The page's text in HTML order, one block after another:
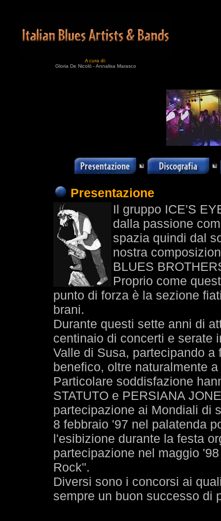
A cura di:
Gloria De Nicolò - Annalisa Marasco
Presentazione
Il gruppo ICE'S
dalla passione
spazia quindi dal
nostra
BLUES
Proprio come
punto di forza è la sezione
brani.
Durante questi sette anni di
centinaio di concerti e serate
Valle di Susa, partecipando
benefico, oltre naturalmente
Particolare soddisfazione
STATUTO e PERSIANA
partecipazione ai Mondiali di
8 febbraio '97 nel palatenda
l'esibizione durante la festa
partecipazione nel maggio
Rock".
Diversi sono i concorsi ai
sempre un buon successo di